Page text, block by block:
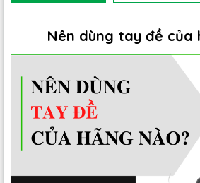
Nên dùng tay đề của